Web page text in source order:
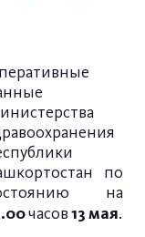
по
на
часов13 мая.